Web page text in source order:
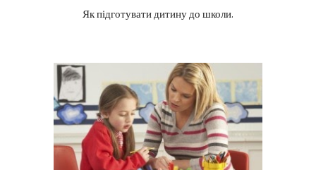
Як підготувати дитину до школи.